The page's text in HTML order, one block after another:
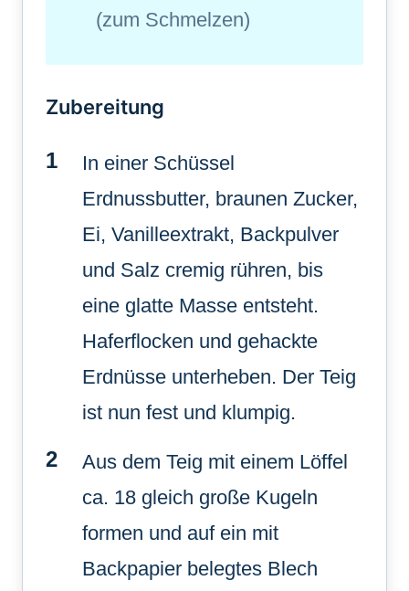
(zum Schmelzen)
Zubereitung
In einer Schüssel
Erdnussbutter, braunen Zucker,
Ei, Vanilleextrakt, Backpulver
und Salz cremig rühren, bis
eine glatte Masse entsteht.
Haferflocken und gehackte
Erdnüsse unterheben. Der Teig
ist nun fest und klumpig.
Aus dem Teig mit einem Löffel
ca. 18 gleich große Kugeln
formen und auf ein mit
Backpapier belegtes Blech